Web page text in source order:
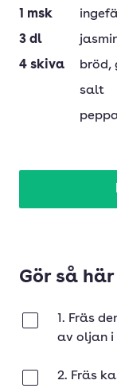
1 msk
3 dl
4 skiva bröd,
salt
Gör så här
1. Fräs
av oljan i
2. Fräs